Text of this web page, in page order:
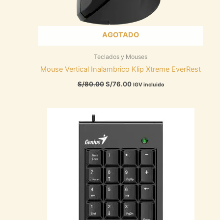
AGOTADO
Teclados y Mouses
Mouse Vertical Inalambrico Klip Xtreme EverRest
S/80.00S/76.00 IGV incluido